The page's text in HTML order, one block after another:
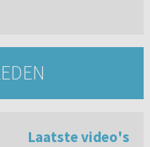
Laatste video's